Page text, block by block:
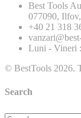
Best Tools
077090,
+40 21 318
Luni - Vineri
© BestTools 2026.
Search